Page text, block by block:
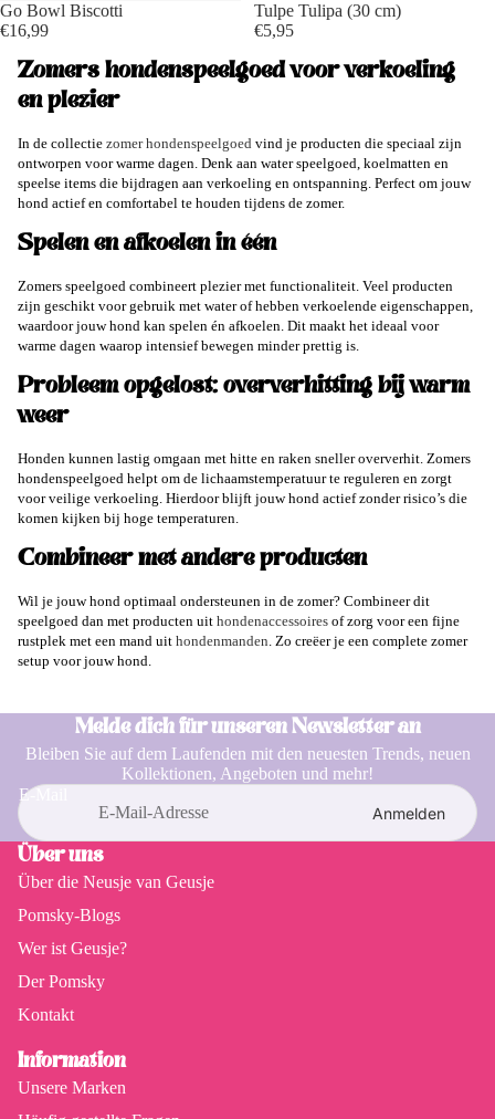
Go Bowl Biscotti
€16,99
Tulpe Tulipa (30 cm)
€5,95
Zomers hondenspeelgoed voor verkoeling
en plezier
In de collectie zomer hondenspeelgoed vind je producten die speciaal zijn
ontworpen voor warme dagen. Denk aan water speelgoed, koelmatten en
speelse items die bijdragen aan verkoeling en ontspanning. Perfect om jouw
hond actief en comfortabel te houden tijdens de zomer.
Spelen en afkoelen in één
Zomers speelgoed combineert plezier met functionaliteit. Veel producten
zijn geschikt voor gebruik met water of hebben verkoelende eigenschappen,
waardoor jouw hond kan spelen én afkoelen. Dit maakt het ideaal voor
warme dagen waarop intensief bewegen minder prettig is.
Probleem opgelost: oververhitting bij warm
weer
Honden kunnen lastig omgaan met hitte en raken sneller oververhit. Zomers
hondenspeelgoed helpt om de lichaamstemperatuur te reguleren en zorgt
voor veilige verkoeling. Hierdoor blijft jouw hond actief zonder risico’s die
komen kijken bij hoge temperaturen.
Combineer met andere producten
Wil je jouw hond optimaal ondersteunen in de zomer? Combineer dit
speelgoed dan met producten uit hondenaccessoires of zorg voor een fijne
rustplek met een mand uit hondenmanden . Zo creëer je een complete zomer
setup voor jouw hond.
Melde dich für unseren Newsletter an
Bleiben Sie auf dem Laufenden mit den neuesten Trends, neuen
Kollektionen, Angeboten und mehr!
E-Mail
Anmelden
Über uns
Über die Neusje van Geusje
Pomsky-Blogs
Wer ist Geusje?
Der Pomsky
Kontakt
Information
Unsere Marken